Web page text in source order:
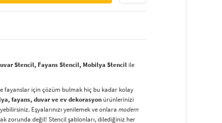
Stencil, Fayans Stencil, Mobilya Stencil ile
fayanslar için çözüm bulmak hiç bu kadar kolay
fayans, duvar ve ev dekorasyon ürünlerinizi
Eşyalarınızı yenilemek ve onlara modern
zorunda değil! Stencil şablonları, dilediğiniz her